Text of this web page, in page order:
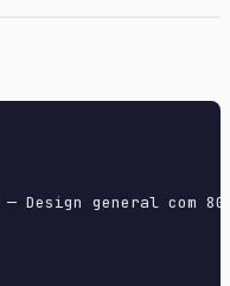
— Design general com